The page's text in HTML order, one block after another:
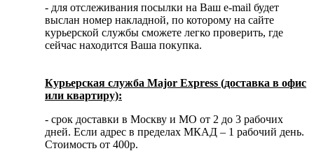
- для отслеживания посылки на Ваш e-mail будет
выслан номер накладной, по которому на сайте
курьерской службы сможете легко проверить, где
сейчас находится Ваша покупка.
Курьерская служба Major Express (доставка в офис
или квартиру):
- срок доставки в Москву и МО от 2 до 3 рабочих
дней. Если адрес в пределах МКАД – 1 рабочий день.
Стоимость от 400р.